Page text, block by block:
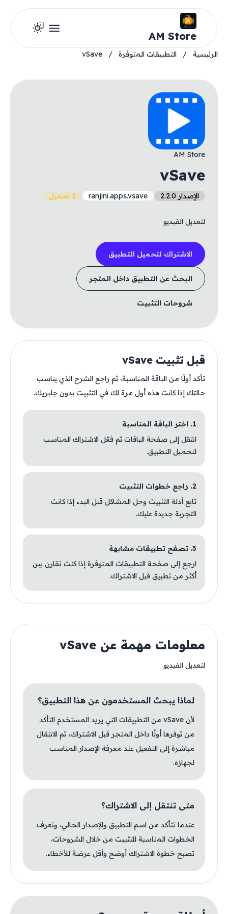
AM Store
الرئيسية / التطبيقات المتوفرة /
vSave
AM Store
vSave
الإصدار 2.2.0 ranjini.apps.vsave 2 تحميل
لتعديل الفيديو
الاشتراك لتحميل التطبيق
البحث عن التطبيق داخل المتجر
شروحات التثبيت
قبل تثبيت vSave
تأكد أولًا من الباقة المناسبة، ثم راجع الشرح الذي يناسب
حالتك إذا كانت هذه أول مرة لك في التثبيت بدون جلبريك.
1. اختر الباقة المناسبة
انتقل إلى صفحة الباقات ثم فعّل الاشتراك المناسب
لتحميل التطبيق.
2. راجع خطوات التثبيت
تابع أدلة التثبيت وحل المشاكل قبل البدء إذا كانت
التجربة جديدة عليك.
3. تصفح تطبيقات مشابهة
ارجع إلى صفحة التطبيقات المتوفرة إذا كنت تقارن بين
أكثر من تطبيق قبل الاشتراك.
معلومات مهمة عن vSave
لتعديل الفيديو
لماذا يبحث المستخدمون عن هذا التطبيق؟
لأن vSave من التطبيقات التي يريد المستخدم التأكد
من توفرها أولًا داخل المتجر قبل الاشتراك، ثم الانتقال
مباشرة إلى التفعيل عند معرفة الإصدار المناسب
لجهازه.
متى تنتقل إلى الاشتراك؟
عندما تتأكد من اسم التطبيق والإصدار الحالي، وتعرف
الخطوات المناسبة للتثبيت من خلال الشروحات،
تصبح خطوة الاشتراك أوضح وأقل عرضة للأخطاء.